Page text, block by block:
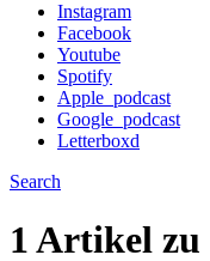
Instagram
Facebook
Youtube
Spotify
Apple_podcast
Google_podcast
Letterboxd
Search
1 Artikel zu